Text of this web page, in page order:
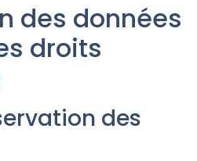
des données
droits
des